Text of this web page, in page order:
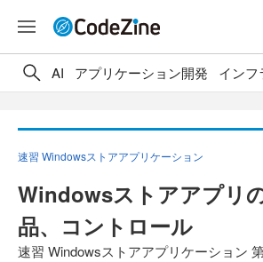
AI アプリケーション開発 インフ
速習 Windowsストアアプリケーション
Windowsストアアプリ
品、コントロール
速習 Windowsストアアプリケーション